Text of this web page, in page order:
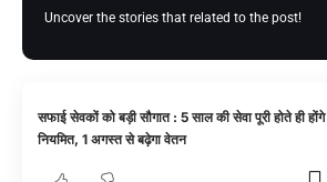
Uncover the stories that related to the post!
सफाई सेवकों को बड़ी सौगात : 5 साल की सेवा पूरी होते ही होंगे
नियमित, 1 अगस्त से बढ़ेगा वेतन